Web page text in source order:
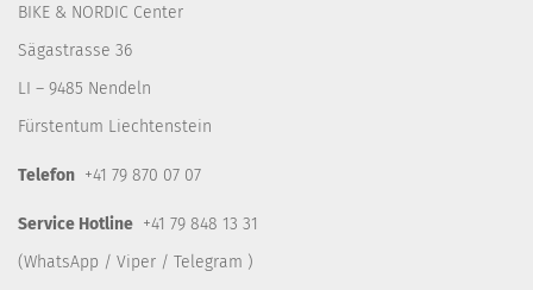
BIKE & NORDIC Center
Sägastrasse 36
LI – 9485 Nendeln
Fürstentum Liechtenstein
Telefon +41 79 870 07 07
Service Hotline +41 79 848 13 31
(WhatsApp / Viper / Telegram )